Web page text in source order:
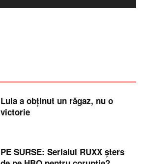
Lula a obținut un răgaz, nu o
victorie
PE SURSE: Serialul RUXX șters